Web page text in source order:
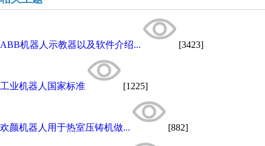
ABB机器人示教器以及软件介绍... [3423]
工业机器人国家标准 [1225]
欢颜机器人用于热室压铸机做... [882]